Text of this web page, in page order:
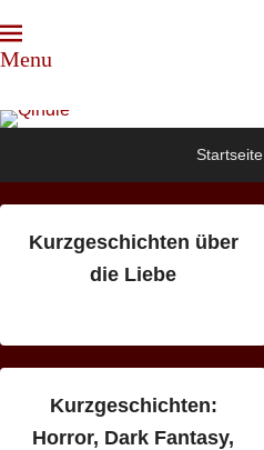
Menu
Qindie
Das Autorenkorrektiv
Startseite
Kurzgeschichten über
die Liebe
Kurzgeschichten:
Horror, Dark Fantasy,